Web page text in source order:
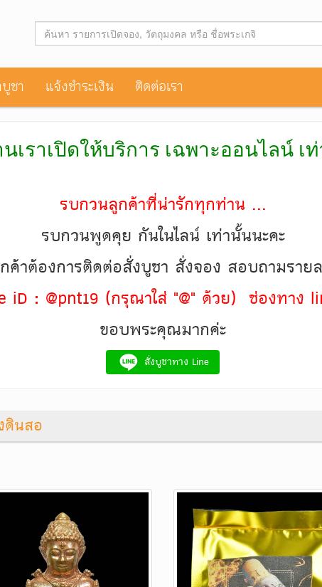
ชา แจ้งชำระเงิน ติดต่อเรา
เราเปิดให้บริการ เฉพาะออนไลน์ เ
รบกวนลูกค้าที่น่ารักทุกท่าน ...
รบกวนพูดคุย กันในไลน์ เท่านั้นนะคะ
ค้าต้องการติดต่อสั่งบูชา สั่งจอง สอบถามราย
iD : @pnt19 (กรุณาใส่ "@" ด้วย) ช่องทาง
ขอบพระคุณมากค่ะ
สั่งบูชาทาง Line
ดินสอ